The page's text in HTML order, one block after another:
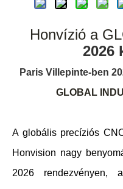
Honvízió a
2026
Paris Villepinte-ben
GLOBAL
A globális precíziós
Honvision nagy
2026